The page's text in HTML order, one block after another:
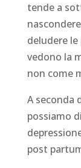
tende a
deludere le
vedono la
non come
A seconda
possiamo
post